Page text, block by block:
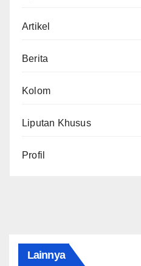
Artikel
Berita
Kolom
Liputan Khusus
Profil
Lainnya